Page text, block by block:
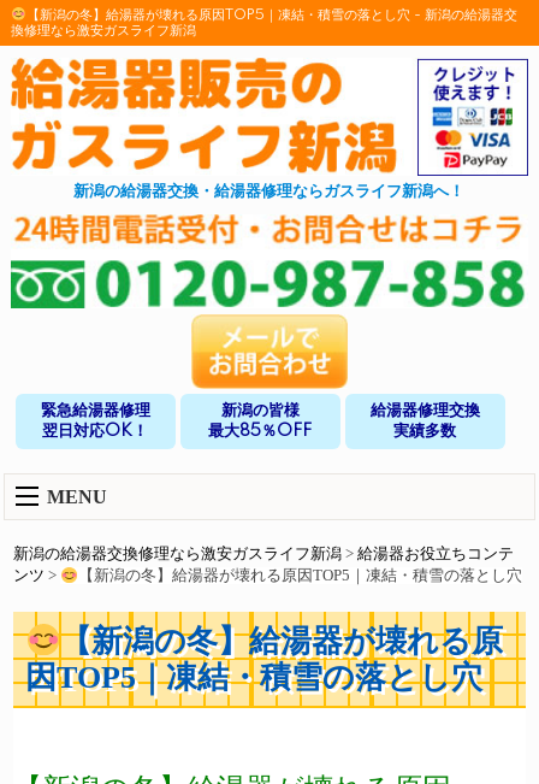
【新潟の冬】給湯器が壊れる原因TOP5｜凍結・積雪の落とし穴 - 新潟の給湯器交
換修理なら激安ガスライフ新潟
新潟の給湯器交換・給湯器修理ならガスライフ新潟へ！
緊急給湯器修理
翌日対応OK！
新潟の皆様
最大85％OFF
給湯器修理交換
実績多数
MENU
新潟の給湯器交換修理なら激安ガスライフ新潟 >給湯器お役立ちコンテ
ンツ > 【新潟の冬】給湯器が壊れる原因TOP5｜凍結・積雪の落とし穴
【新潟の冬】給湯器が壊れる原
因TOP5｜凍結・積雪の落とし穴